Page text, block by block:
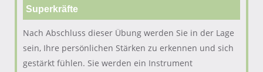
Superkräfte
Nach Abschluss dieser Übung werden Sie in der Lage
sein, Ihre persönlichen Stärken zu erkennen und sich
gestärkt fühlen. Sie werden ein Instrument